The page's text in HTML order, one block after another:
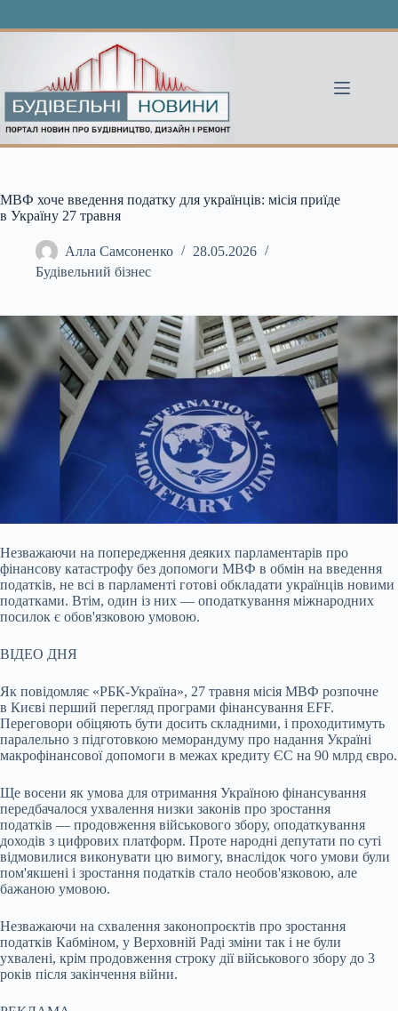
МВФ хоче введення податку для українців: місія приїде
в Україну 27 травня
Алла Самсоненко
28.05.2026
Будівельний бізнес
Незважаючи на попередження деяких парламентарів про
фінансову катастрофу без допомоги МВФ в обмін на введення
податків, не всі в парламенті готові обкладати українців новими
податками. Втім, один із них — оподаткування міжнародних
посилок є обов'язковою умовою.
ВІДЕО ДНЯ
Як повідомляє «РБК-Україна», 27 травня місія МВФ розпочне
в Києві перший перегляд програми фінансування EFF.
Переговори обіцяють бути досить складними, і проходитимуть
паралельно з підготовкою меморандуму про надання Україні
макрофінансової допомоги в межах кредиту ЄС на 90 млрд євро.
Ще восени як умова для отримання Україною фінансування
передбачалося ухвалення низки законів про зростання
податків — продовження військового збору, оподаткування
доходів з цифрових платформ. Проте народні депутати по суті
відмовилися виконувати цю вимогу, внаслідок чого умови були
пом'якшені і зростання податків стало необов'язковою, але
бажаною умовою.
Незважаючи на схвалення законопроєктів про зростання
податків Кабміном, у Верховній Раді зміни так і не були
ухвалені, крім продовження строку дії військового збору до 3
років після закінчення війни.